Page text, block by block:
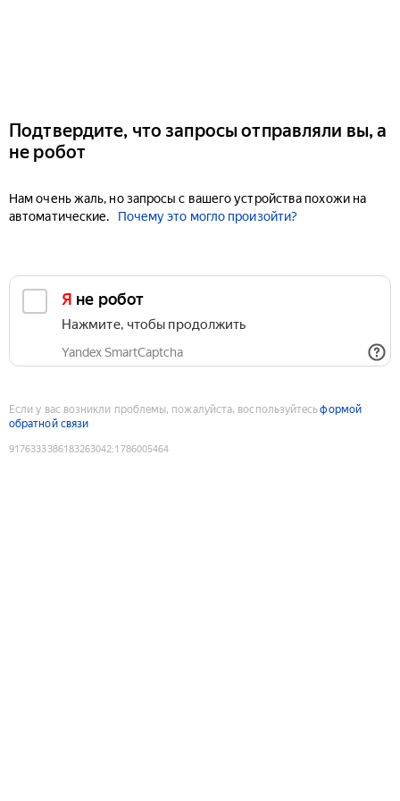
Подтвердите, что запросы отправляли вы, а
не робот
Нам очень жаль, но запросы с вашего устройства похожи на
автоматические.
Почему это могло произойти?
Я не робот
Нажмите, чтобы продолжить
Yandex SmartCaptcha
Если у вас возникли проблемы, пожалуйста, воспользуйтесьформой
обратной связи
9176333386183263042:1786005464